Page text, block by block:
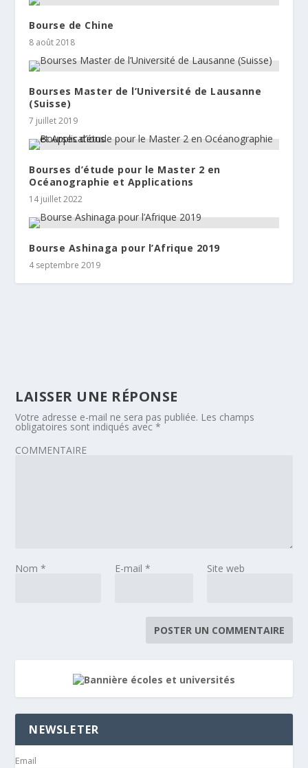
Bourse de Chine
8 août 2018
Bourses Master de l’Université de Lausanne
(Suisse)
7 juillet 2019
Bourses d’étude pour le Master 2 en
Océanographie et Applications
14 juillet 2022
Bourse Ashinaga pour l’Afrique 2019
4 septembre 2019
LAISSER UNE RÉPONSE
Votre adresse e-mail ne sera pas publiée. Les champs
obligatoires sont indiqués avec*
COMMENTAIRE
Nom* E-mail * Site web
NEWSLETER
Email